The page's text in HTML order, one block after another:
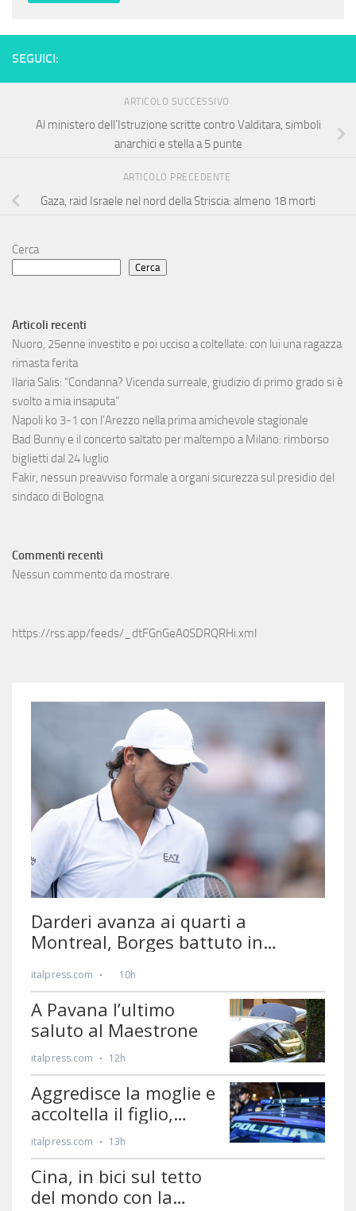
SEGUICI:
ARTICOLO SUCCESSIVO
Al ministero dell’Istruzione scritte contro Valditara, simboli
anarchici e stella a 5 punte
ARTICOLO PRECEDENTE
Gaza, raid Israele nel nord della Striscia: almeno 18 morti
Cerca
Cerca
Articoli recenti
Nuoro, 25enne investito e poi ucciso a coltellate: con lui una ragazza
rimasta ferita
Ilaria Salis: “Condanna? Vicenda surreale, giudizio di primo grado si è
svolto a mia insaputa”
Napoli ko 3-1 con l’Arezzo nella prima amichevole stagionale
Bad Bunny e il concerto saltato per maltempo a Milano: rimborso
biglietti dal 24 luglio
Fakir, nessun preavviso formale a organi sicurezza sul presidio del
sindaco di Bologna
Commenti recenti
Nessun commento da mostrare.
https://rss.app/feeds/_dtFGnGeA0SDRQRHi.xml